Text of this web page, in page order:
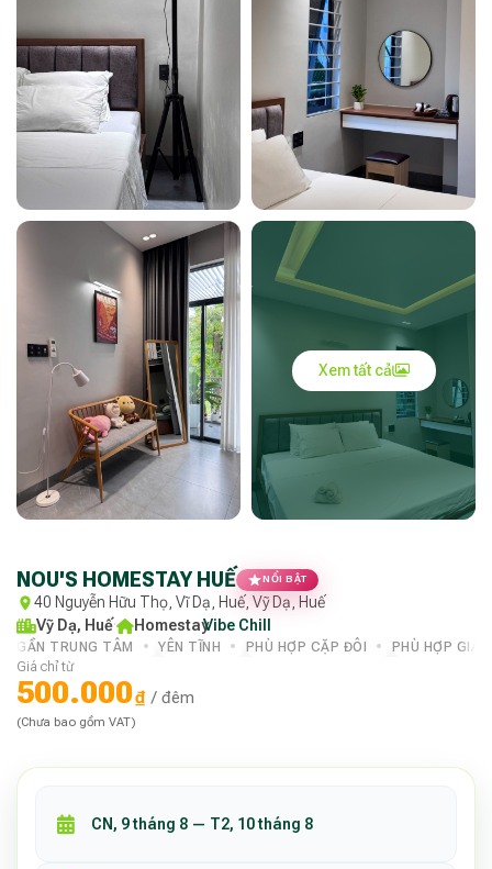
Xem tất cả
NOU'S HOMESTAY HUẾ NỔI BẬT
40 Nguyễn Hữu Thọ, Vĩ Dạ, Huế, Vỹ Dạ, Huế
Vỹ Dạ, Huế· Homestay·
Vibe Chill
GẦN TRUNG TÂM YÊN TĨNH PHÙ HỢP CẶP ĐÔI
PHÙ HỢP GIA
Giá chỉ từ
500.000₫ / đêm
(Chưa bao gồm VAT)